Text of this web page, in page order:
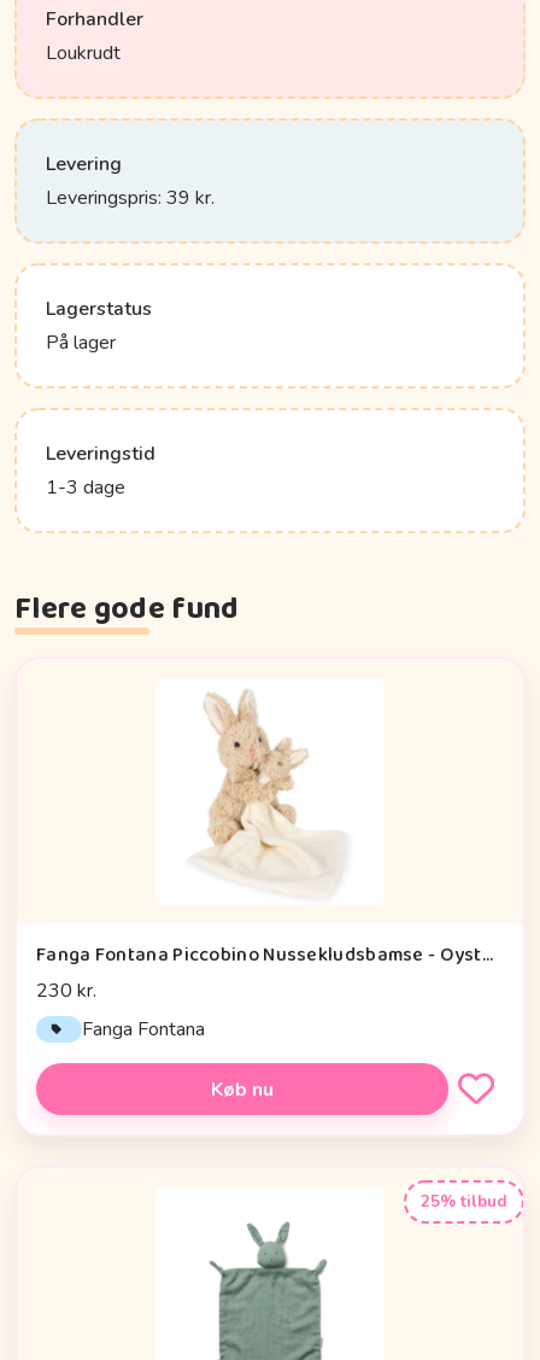
Forhandler
Loukrudt
Levering
Leveringspris: 39 kr.
Lagerstatus
På lager
Leveringstid
1-3 dage
Flere gode fund
Fanga Fontana Piccobino Nussekludsbamse - Oyster Grey
230 kr.
Fanga Fontana
Køb nu
25% tilbud